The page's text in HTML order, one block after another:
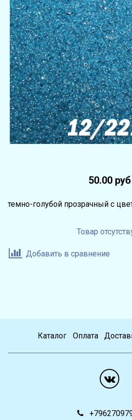
50.00 руб
темно-голубой прозрачный с
Товар
Добавить в сравнение
Каталог Оплата